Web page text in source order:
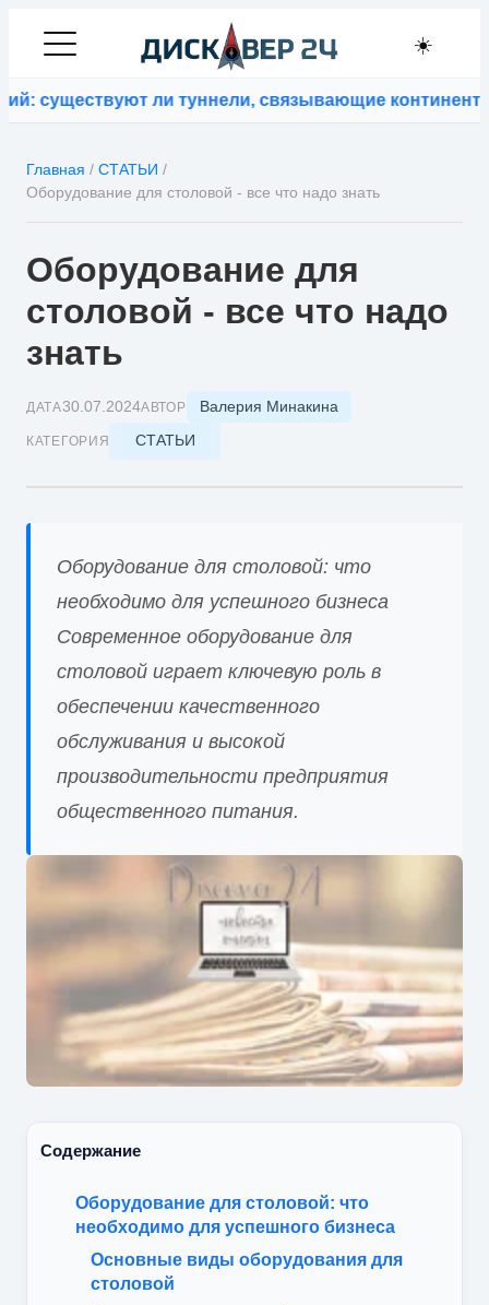
☀️
ли туннели, связывающие континенты⚡
Главная / СТАТЬИ /
Оборудование для столовой - все что надо знать
Оборудование для
столовой - все что надо
знать
ДАТА30.07.2024АВТОР Валерия Минакина
КАТЕГОРИЯ СТАТЬИ
Оборудование для столовой: что
необходимо для успешного бизнеса
Современное оборудование для
столовой играет ключевую роль в
обеспечении качественного
обслуживания и высокой
производительности предприятия
общественного питания.
Содержание
Оборудование для столовой: что
необходимо для успешного бизнеса
Основные виды оборудования для
столовой